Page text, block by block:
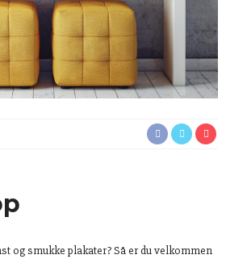
og smukke plakater? Så er du velkommen